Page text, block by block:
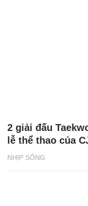
NHỊP SỐNG
2 giải đấu
lễ thể thao của